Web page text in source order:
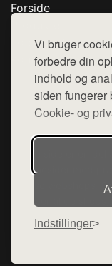
Vi bruger
forbedre din
indhold og
siden fungerer
Cookie- og
Indstillinger
Forside
Top Rabatter
Kontakt
Denne side er en
hjemmesider med
diverse webshops.
henviser til de
varerne på lager.